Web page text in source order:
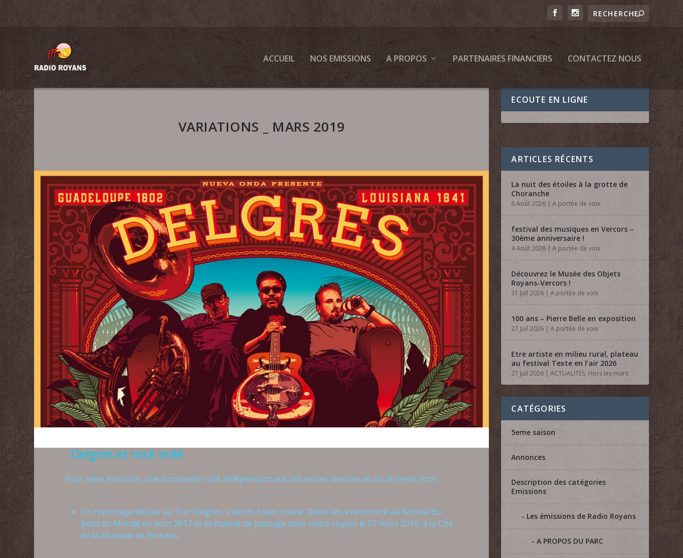
ACCUEIL NOS EMISSIONS A PROPOS PARTENAIRES FINANCIERS CONTACTEZ NOUS
VARIATIONS _ MARS 2019
Delgrès et rock indé
Pour cette émission, une dominante rock indépendant aux influences diverseset un moment fort :
Un reportage dévolu au Trio Delgrès, c’est du blues créole. Denis les a rencontré au festival du
Bout du Monde en août 2017 et ils étaient de passage dans notre région le 07 mars 2019, à la Cité
de la Musique de Romans.
ECOUTE EN LIGNE
ARTICLES RÉCENTS
La nuit des étoiles à la grotte de
Choranche
6 Août 2026 |A portée de voix
festival des musiques en Vercors –
30ème anniversaire !
4 Août 2026 |A portée de voix
Découvrez le Musée des Objets
Royans-Vercors !
31 Juil 2026 |A portée de voix
100 ans – Pierre Belle en exposition
27 Juil 2026 |A portée de voix
Etre artiste en milieu rural, plateau
au festival Texte en l’air 2026
27 Juil 2026 |ACTUALITÉS, Hors les murs
CATÉGORIES
5eme saison
Annonces
Description des catégories
Emissions
Les émissions de Radio Royans
A PROPOS DU PARC